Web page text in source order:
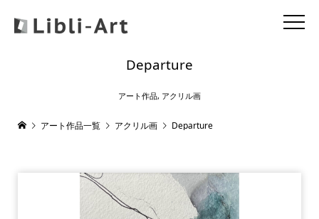
Departure
アート作品, アクリル画
アート作品一覧 アクリル画 Departure